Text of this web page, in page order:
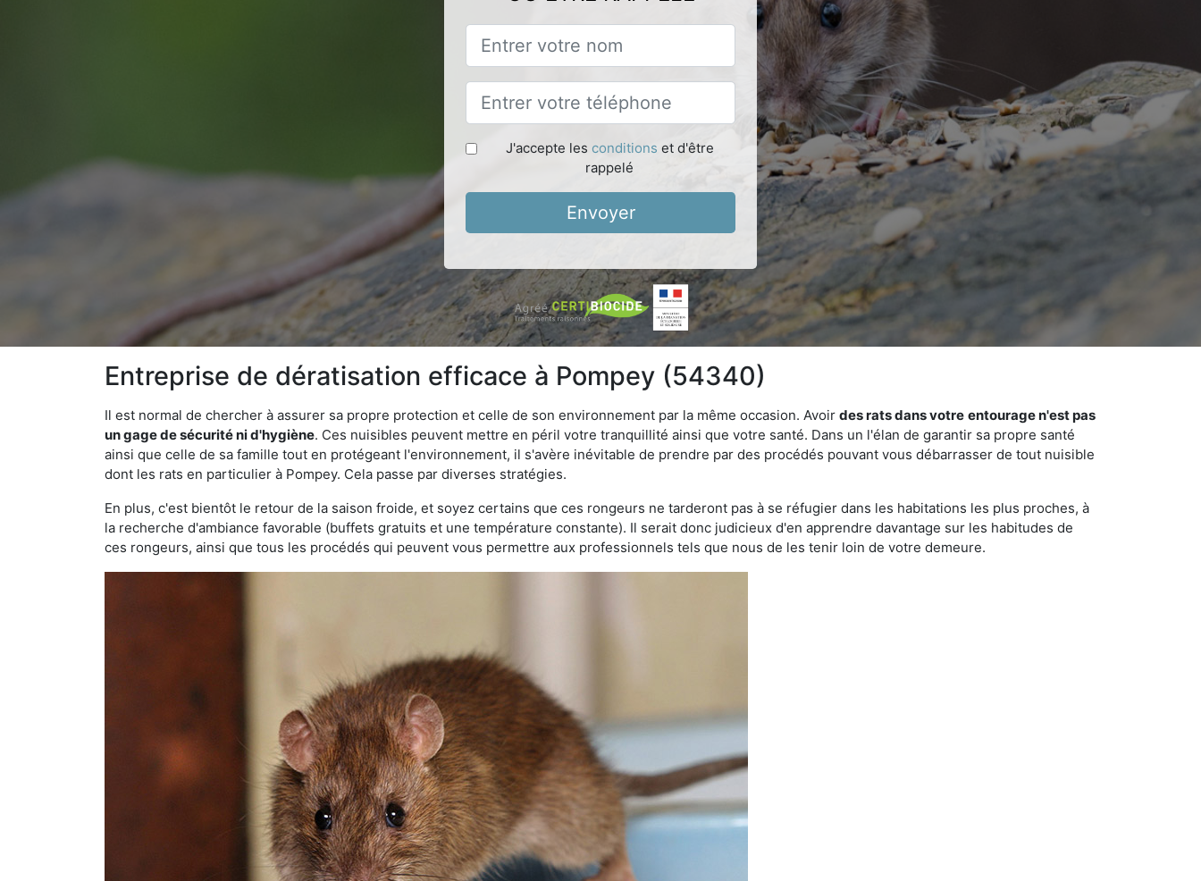
J'accepte les conditions et d'être
rappelé
Envoyer
Entreprise de dératisation efficace à Pompey (54340)
Il est normal de chercher à assurer sa propre protection et celle de son environnement par la même occasion. Avoir des rats dans votre entourage n'est pas
un gage de sécurité ni d'hygiène. Ces nuisibles peuvent mettre en péril votre tranquillité ainsi que votre santé. Dans un l'élan de garantir sa propre santé
ainsi que celle de sa famille tout en protégeant l'environnement, il s'avère inévitable de prendre par des procédés pouvant vous débarrasser de tout nuisible
dont les rats en particulier à Pompey. Cela passe par diverses stratégies.
En plus, c'est bientôt le retour de la saison froide, et soyez certains que ces rongeurs ne tarderont pas à se réfugier dans les habitations les plus proches, à
la recherche d'ambiance favorable (buffets gratuits et une température constante). Il serait donc judicieux d'en apprendre davantage sur les habitudes de
ces rongeurs, ainsi que tous les procédés qui peuvent vous permettre aux professionnels tels que nous de les tenir loin de votre demeure.